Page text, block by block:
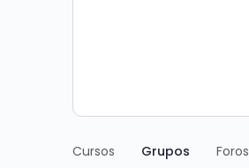
Cursos Grupos Foros